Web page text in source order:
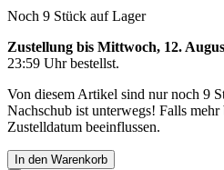
Noch 9 Stück auf Lager
Zustellung bis Mittwoch, 12.
23:59 Uhrbestellst.
Von diesem Artikel sind nur noch 9
Nachschub ist unterwegs! Falls
Zustelldatum beeinflussen.
In den Warenkorb